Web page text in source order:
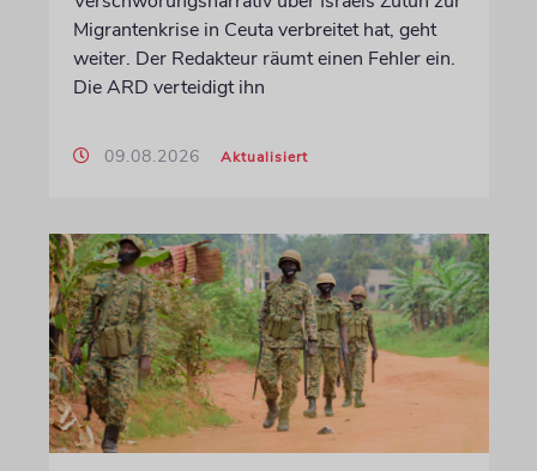
Migrantenkrise in Ceuta verbreitet hat, geht
weiter. Der Redakteur räumt einen Fehler ein.
Die ARD verteidigt ihn
09.08.2026 Aktualisiert